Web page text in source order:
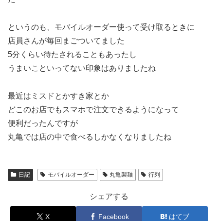
というのも、モバイルオーダー使って受け取るときに
店員さんが毎回まごついてました
5分くらい待たされることもあったし
うまいこといってない印象はありましたね
最近はミスドとかすき家とか
どこのお店でもスマホで注文できるようになって
便利だったんですが
丸亀では店の中で食べるしかなくなりましたね
日記 モバイルオーダー 丸亀製麺 行列
シェアする
X Facebook はてブ